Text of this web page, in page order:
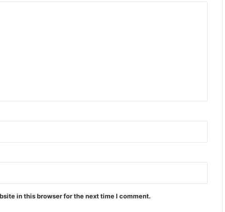
in this browser for the next time I comment.